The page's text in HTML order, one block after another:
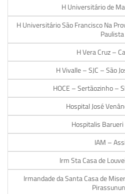
H Universitário de
H Universitário São Francisco Na
Paulista
H Vera Cruz –
H Vivalle – SJC – São
HOCE – Sertãozinho –
Hospital José
Hospitalis
IAM –
Irm Sta Casa de
Irmandade da Santa Casa de